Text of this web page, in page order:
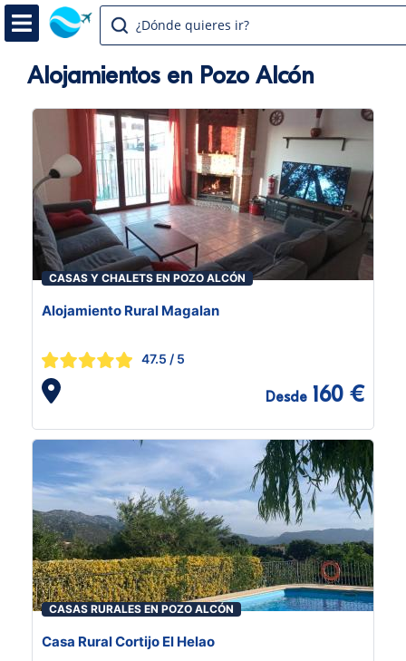
¿Dónde quieres ir?
Alojamientos en Pozo Alcón
CASAS Y CHALETS EN POZO ALCÓN
Alojamiento Rural Magalan
47.5 / 5
Desde 160 €
CASAS RURALES EN POZO ALCÓN
Casa Rural Cortijo El Helao